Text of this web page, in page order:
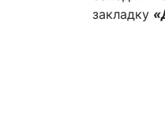
закладку